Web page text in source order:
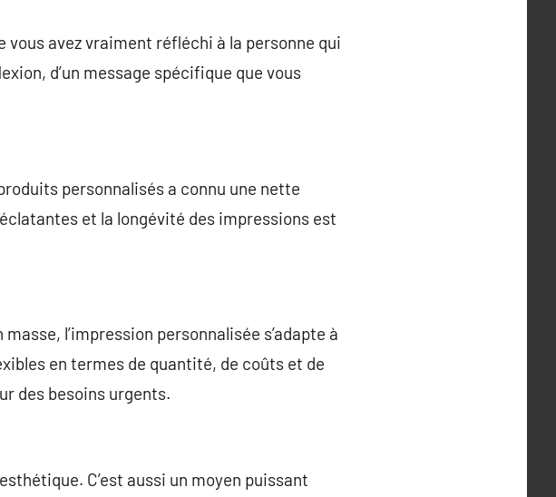
avez vraiment réfléchi à la personne qui
d’un message spécifique que vous
personnalisés a connu une nette
et la longévité des impressions est
l’impression personnalisée s’adapte à
en termes de quantité, de coûts et de
des besoins urgents.
C’est aussi un moyen puissant